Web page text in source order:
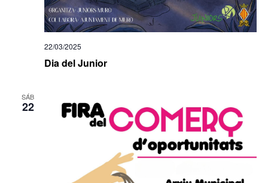
Dia del Junior
22/03/2025
SÁB
22